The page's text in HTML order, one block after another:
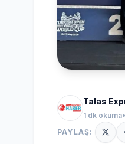
Talas
1 dk okuma•
PAYLAŞ: